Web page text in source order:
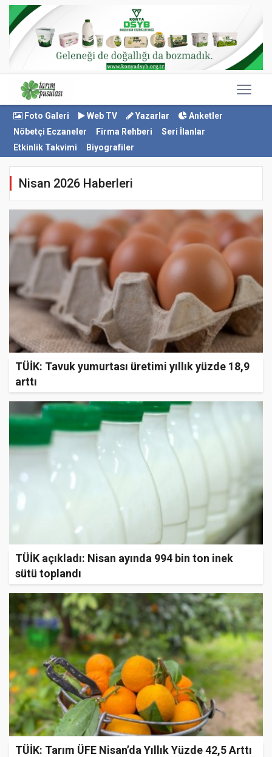
Foto Galeri Web TV Yazarlar
Anketler
Nöbetçi Eczaneler
Firma Rehberi
Seri İlanlar
Etkinlik Takvimi
Biyografiler
Nisan 2026 Haberleri
TÜİK: Tavuk yumurtası üretimi yıllık yüzde 18,9
arttı
TÜİK açıkladı: Nisan ayında 994 bin ton inek
sütü toplandı
TÜİK: Tarım ÜFE Nisan’da Yıllık Yüzde 42,5 Arttı